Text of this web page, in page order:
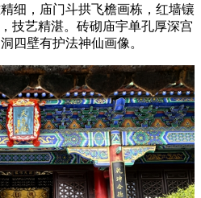
细，庙门斗拱飞檐画栋，红墙镶
技艺精湛。砖砌庙宇单孔厚深宫
四壁有护法神仙画像。